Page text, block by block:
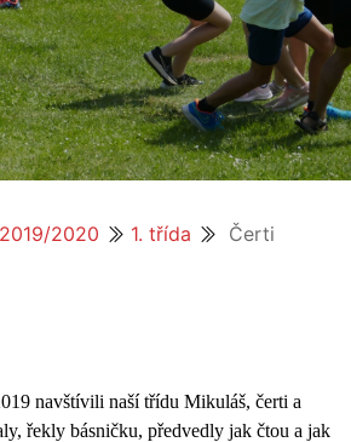
2019/2020 1. třída Čerti
navštívili naší třídu Mikuláš, čerti a
řekly básničku, předvedly jak čtou a jak